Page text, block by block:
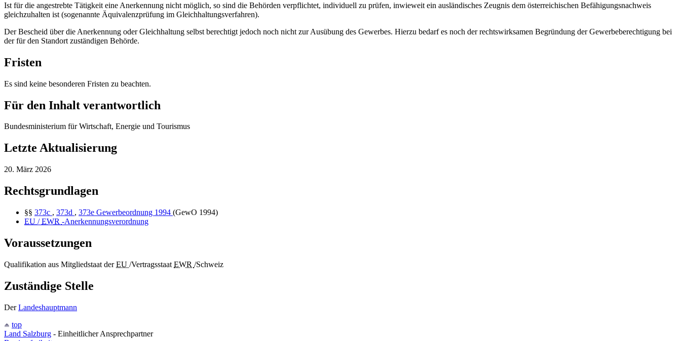
Ist für die angestrebte Tätigkeit eine Anerkennung nicht möglich, so sind die Behörden verpflichtet, individuell zu prüfen, inwieweit ein ausländisches Zeugnis dem österreichischen Befähigungsnachweis
gleichzuhalten ist (sogenannte Äquivalenzprüfung im Gleichhaltungsverfahren).
Der Bescheid über die Anerkennung oder Gleichhaltung selbst berechtigt jedoch noch nicht zur Ausübung des Gewerbes. Hierzu bedarf es noch der rechtswirksamen Begründung der Gewerbeberechtigung bei
der für den Standort zuständigen Behörde.
Fristen
Es sind keine besonderen Fristen zu beachten.
Für den Inhalt verantwortlich
Bundesministerium für Wirtschaft, Energie und Tourismus
Letzte Aktualisierung
20. März 2026
Rechtsgrundlagen
§§ 373c , 373d , 373e Gewerbeordnung 1994 (GewO 1994)
EU /EWR -Anerkennungsverordnung
Voraussetzungen
Qualifikation aus Mitgliedstaat derEU /Vertragsstaat EWR /Schweiz
Zuständige Stelle
DerLandeshauptmann
top
Land Salzburg - Einheitlicher Ansprechpartner